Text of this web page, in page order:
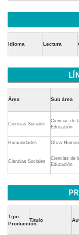
Idioma Lectura
Área Sub área
Ciencias Sociales
Ciencias de
Educación
Humanidades
Otras
Ciencias Sociales
Ciencias de
Educación
Tipo
Producción
Título